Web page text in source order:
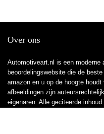
Over ons
Automotiveart.nl is een moderne
beoordelingswebsite die de
amazon en u op de hoogte
afbeeldingen zijn
eigenaren. Alle geciteerde